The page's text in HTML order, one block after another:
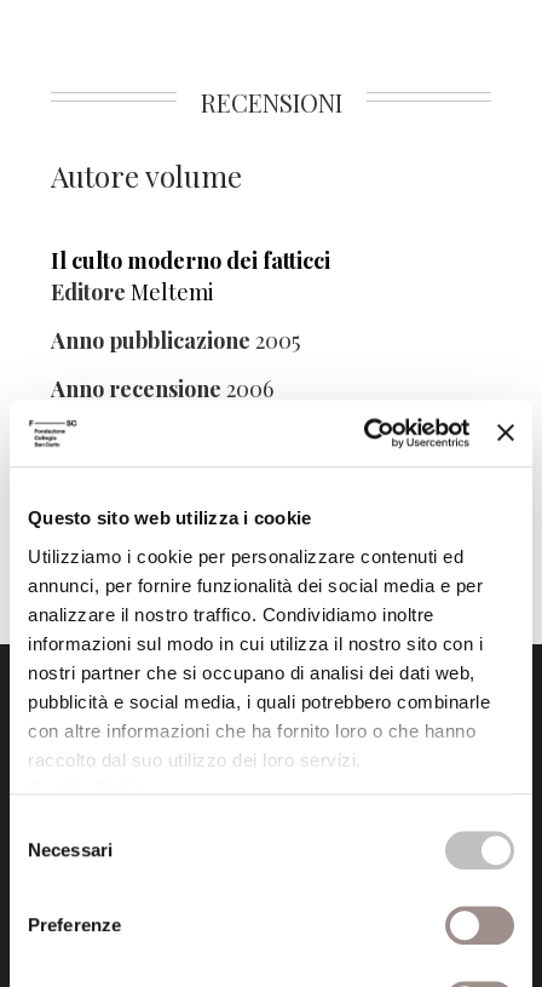
Questo sito web utilizza i cookie
Utilizziamo i cookie per personalizzare contenuti ed
annunci, per fornire funzionalità dei social media e per
analizzare il nostro traffico. Condividiamo inoltre
informazioni sul modo in cui utilizza il nostro sito con i
nostri partner che si occupano di analisi dei dati web,
pubblicità e social media, i quali potrebbero combinarle
con altre informazioni che ha fornito loro o che hanno
raccolto dal suo utilizzo dei loro servizi.
delNecessari
Preferenze
RECENSIONI
Autore volume
Il culto moderno dei fatticci
Editore Meltemi
Anno pubblicazione 2005
Anno recensione 2006
Recensito da